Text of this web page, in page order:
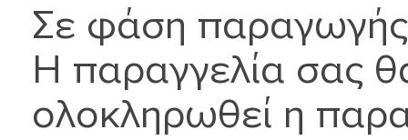
Σε φάση
Η παραγγελία σας
ολοκληρωθεί η